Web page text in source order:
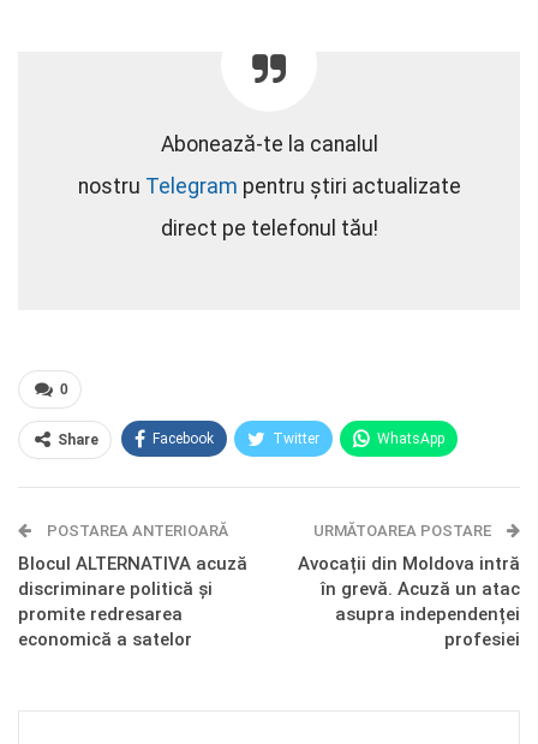
Abonează-te la canalul
nostru Telegram pentru știri actualizate
direct pe telefonul tău!
0
Share Facebook Twitter WhatsApp
Telegram OK.ru
POSTAREA ANTERIOARĂ
Blocul ALTERNATIVA acuză
discriminare politică și
promite redresarea
economică a satelor
URMĂTOAREA POSTARE
Avocații din Moldova intră
în grevă. Acuză un atac
asupra independenței
profesiei